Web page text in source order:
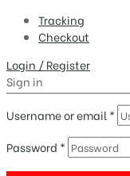
Tracking
Checkout
Login / Register
Sign in
Username or email *
Password *